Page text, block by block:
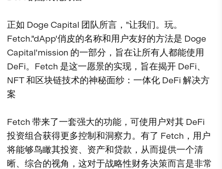
正如 Doge Capital 团队所言，"让我们。玩。
Fetch."dApp'俏皮的名称和用户友好的方法是 Doge
Capital'mission 的一部分，旨在让所有人都能使用
DeFi。Fetch 是这一愿景的实现，旨在揭开 DeFi、
NFT 和区块链技术的神秘面纱：一体化 DeFi 解决方
案
Fetch 带来了一套强大的功能，可使用户对其 DeFi
投资组合获得更多控制和洞察力。有了 Fetch，用户
将能够鸟瞰其投资、资产和贷款，从而提供一个清
晰、综合的视角，这对于战略性财务决策而言是非常